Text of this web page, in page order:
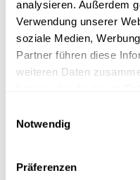
analysieren. Außerdem
Verwendung unserer
soziale Medien,
Partner führen diese
weiteren Daten
Notwendig
Präferenzen
Positioniergenauigkeit
Nennkraft
Max. Halterkraft